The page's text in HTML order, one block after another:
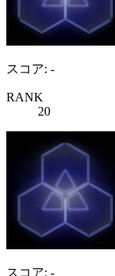
スコア: -
RANK
20
スコア: -